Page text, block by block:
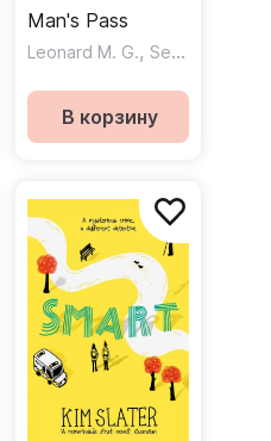
Man's Pass
Leonard M. G., Sedgman Sam
В корзину